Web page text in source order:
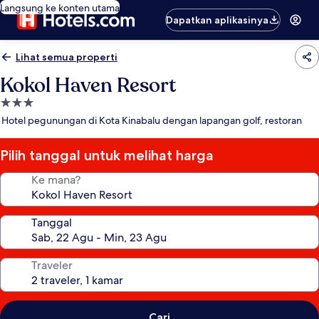
Langsung ke konten utama
Dapatkan aplikasinya
Lihat semua properti
Kokol Haven Resort
Properti
bintang
Hotel pegunungan di Kota Kinabalu dengan lapangan golf, restoran
Pilih tanggal untuk melihat harga
Ke mana?
Tanggal
Traveler